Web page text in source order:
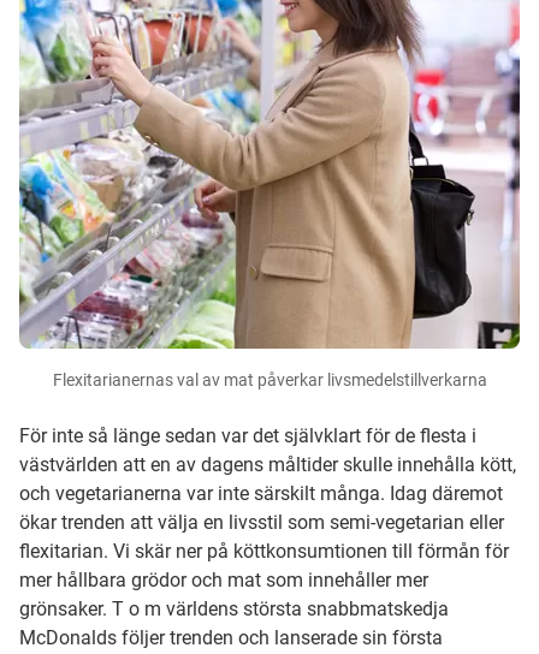
Flexitarianernas val av mat påverkar livsmedelstillverkarna
För inte så länge sedan var det självklart för de flesta i
västvärlden att en av dagens måltider skulle innehålla kött,
och vegetarianerna var inte särskilt många. Idag däremot
ökar trenden att välja en livsstil som semi-vegetarian eller
flexitarian. Vi skär ner på köttkonsumtionen till förmån för
mer hållbara grödor och mat som innehåller mer
grönsaker. T o m världens största snabbmatskedja
McDonalds följer trenden och lanserade sin första